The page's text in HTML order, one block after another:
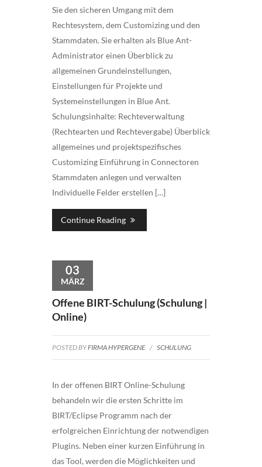
Sie den sicheren Umgang mit dem
Rechtesystem, dem Customizing und den
Stammdaten. Sie erhalten als Blue Ant-
Administrator einen Überblick zu
allgemeinen Grundeinstellungen,
Einstellungen für Projekte und
Systemeinstellungen in Blue Ant.
Schulungsinhalte: Rechteverwaltung
(Rechtearten und Rechtevergabe) Überblick
allgemeines und projektspezifisches
Customizing Einführung in Connectoren
Stammdaten anlegen und verwalten
Individuelle Felder erstellen […]
Continue Reading
03
MÄRZ
Offene BIRT-Schulung (Schulung |
Online)
POSTED BYFIRMA HYPERGENE/ SCHULUNG
In der offenen BIRT Online-Schulung
behandeln wir die ersten Schritte im
BIRT/Eclipse Programm nach der
erfolgreichen Einrichtung der notwendigen
Plugins. Neben einer kurzen Einführung in
das Tool, werden die Möglichkeiten und